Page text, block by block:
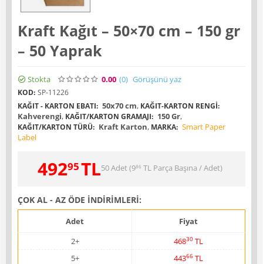
Kraft Kağıt – 50×70 cm – 150 gr
– 50 Yaprak
Stokta 0.00 (0) Görüşünü yaz
KOD: SP-11226
KAĞIT - KARTON EBATI: 50x70 cm, KAĞIT-KARTON RENGI:
Kahverengi, KAĞIT/KARTON GRAMAJI: 150 Gr,
KAĞIT/KARTON TÜRÜ: Kraft Karton, MARKA: Smart Paper
Label
49295TL50 Adet (986 TL Parça Başına / Adet)
ÇOK AL - AZ ÖDE İNDİRİMLERİ:
Adet
Fiyat
2+
46830 TL
5+
44366 TL